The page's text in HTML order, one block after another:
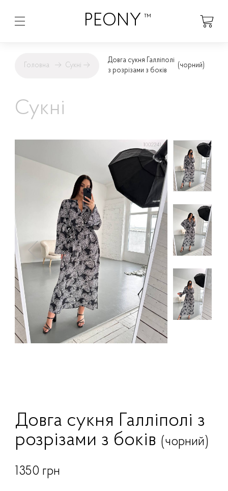
PEONY ™
Головна → Сукні →
Довга сукня Галліполі
з розрізами з боків
(чорний)
Сукні
Довга сукня Галліполі з
розрізами з боків (чорний)
1350 грн